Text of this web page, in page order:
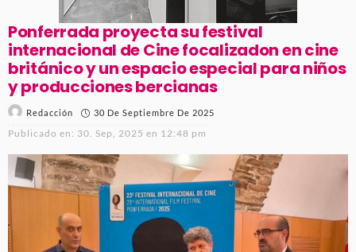
Ponferrada proyecta su festival
internacional de Cine focalizadon en cine
británico y un espacio especial para niños
y producciones bercianas
Redacción 30 De Septiembre De 2025
Publicado en: 30. Sep, 2025 en 12:48 pm